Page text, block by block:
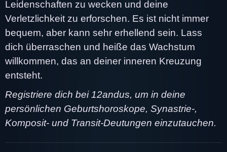
Leidenschaften zu wecken und deine
Verletzlichkeit zu erforschen. Es ist nicht immer
bequem, aber kann sehr erhellend sein. Lass
dich überraschen und heiße das Wachstum
willkommen, das an deiner inneren Kreuzung
entsteht.
Registriere dich bei 12andus, um in deine
persönlichen Geburtshoroskope, Synastrie-,
Komposit- und Transit-Deutungen einzutauchen.